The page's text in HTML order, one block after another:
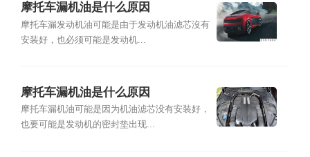
摩托车漏机油是什么原因
摩托车漏发动机油可能是由于发动机油滤芯沒有
安装好，也必须可能是发动机...
摩托车漏机油是什么原因
摩托车漏机油可能是因为机油滤芯没有安装好，
也要可能是发动机的密封垫出现...